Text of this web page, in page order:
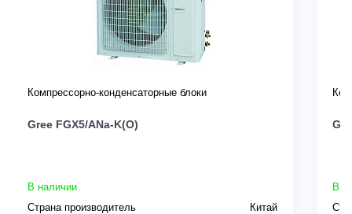
Компрессорно-конденсаторные блоки
Gree FGX5/ANa-K(O)
В наличии
Страна производитель
Китай
В